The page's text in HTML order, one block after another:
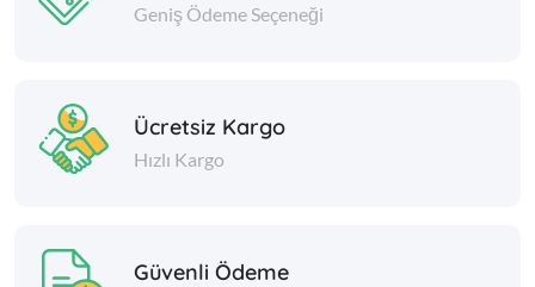
Geniş Ödeme Seçeneği
Ücretsiz Kargo
Hızlı Kargo
Güvenli Ödeme